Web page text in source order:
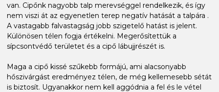
van. Cipőnk nagyobb talp merevséggel rendelkezik, és így
nem viszi át az egyenetlen terep negatív hatását a talpára .
A vastagabb falvastagság jobb szigetelő hatást is jelent.
Különösen télen fogja értékelni. Megerősítettük a
sípcsontvédő területet és a cipő lábujjrészét is.
Maga a cipő kissé szűkebb formájú, ami alacsonyabb
hőszivárgást eredményez télen, de még kellemesebb sétát
is biztosít. Ugyanakkor nem kell aggódnia a fel és le vétel